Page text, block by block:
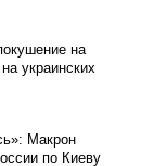
на
украинских
Макрон
по Киеву